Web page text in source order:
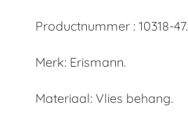
Productnummer : 10318-47.
Merk: Erismann.
Materiaal: Vlies behang.